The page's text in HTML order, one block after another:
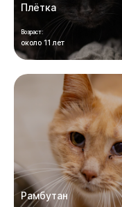
Плётка
Возраст:
около 11 лет
Рамбутан